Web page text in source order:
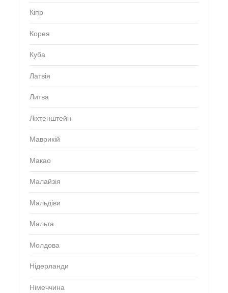
Кіпр
Корея
Куба
Латвія
Литва
Ліхтенштейн
Маврикій
Макао
Малайзія
Мальдіви
Мальта
Молдова
Нідерланди
Німеччина